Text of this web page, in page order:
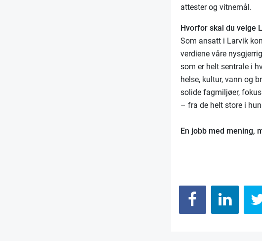
attester og vitnemål.
Hvorfor skal du velge
Som ansatt i Larvik
verdiene våre
som er helt sentrale i
helse, kultur, vann og
solide fagmiljøer,
– fra de helt store i
En jobb med mening,